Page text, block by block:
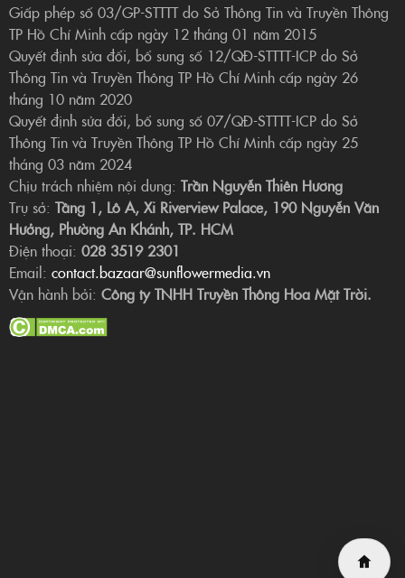
Giấp phép số 03/GP-STTTT do Sở Thông Tin và Truyền Thông
TP Hồ Chí Minh cấp ngày 12 tháng 01 năm 2015
Quyết định sửa đổi, bổ sung số 12/QĐ-STTTT-ICP do Sở
Thông Tin và Truyền Thông TP Hồ Chí Minh cấp ngày 26
tháng 10 năm 2020
Quyết định sửa đổi, bổ sung số 07/QĐ-STTTT-ICP do Sở
Thông Tin và Truyền Thông TP Hồ Chí Minh cấp ngày 25
tháng 03 năm 2024
Chịu trách nhiệm nội dung: Trần Nguyễn Thiên Hương
Trụ sở: Tầng 1, Lô A, Xi Riverview Palace, 190 Nguyễn Văn
Hưởng, Phường An Khánh, TP. HCM
Điện thoại: 028 3519 2301
Email: contact.bazaar@sunflowermedia.vn
Vận hành bởi: Công ty TNHH Truyền Thông Hoa Mặt Trời.